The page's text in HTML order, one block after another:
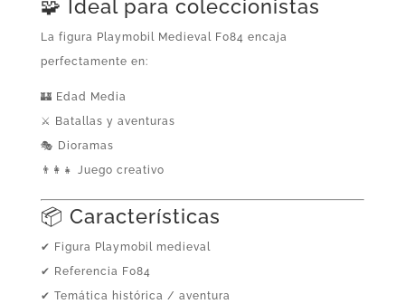
🧩 Ideal para coleccionistas
La figura Playmobil Medieval F084 encaja
perfectamente en:
🏰 Edad Media
⚔️ Batallas y aventuras
🎭 Dioramas
👨‍👩‍👧 Juego creativo
📦 Características
✔ Figura Playmobil medieval
✔ Referencia F084
✔ Temática histórica / aventura